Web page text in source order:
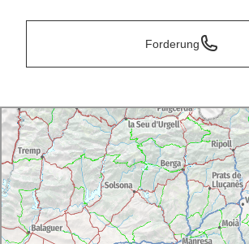
Forderung